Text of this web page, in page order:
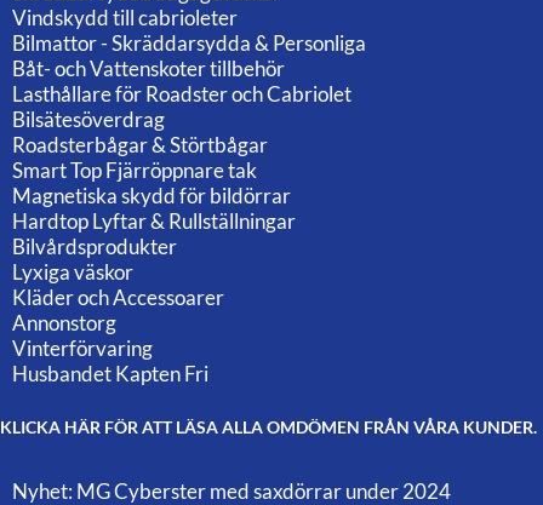
Vindskydd till cabrioleter
Bilmattor - Skräddarsydda & Personliga
Båt- och Vattenskoter tillbehör
Lasthållare för Roadster och Cabriolet
Bilsätesöverdrag
Roadsterbågar & Störtbågar
Smart Top Fjärröppnare tak
Magnetiska skydd för bildörrar
Hardtop Lyftar & Rullställningar
Bilvårdsprodukter
Lyxiga väskor
Kläder och Accessoarer
Annonstorg
Vinterförvaring
Husbandet Kapten Fri
KLICKA HÄR FÖR ATT LÄSA ALLA OMDÖMEN FRÅN VÅRA KUNDER.
Nyhet: MG Cyberster med saxdörrar under 2024